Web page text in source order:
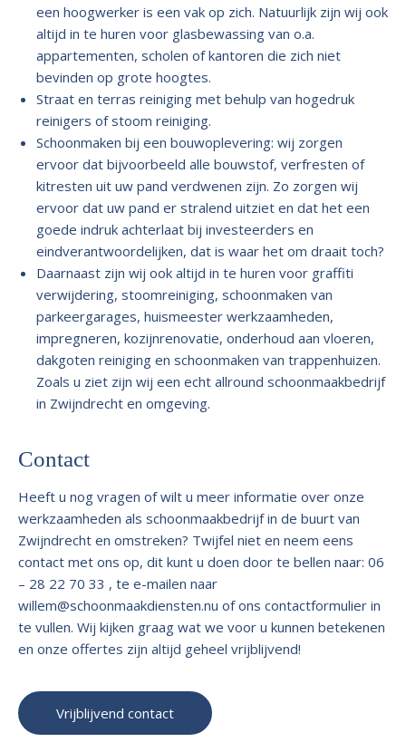
een hoogwerker is een vak op zich. Natuurlijk zijn wij ook
altijd in te huren voor glasbewassing van o.a.
appartementen, scholen of kantoren die zich niet
bevinden op grote hoogtes.
Straat en terras reiniging met behulp van hogedruk
reinigers of stoom reiniging.
Schoonmaken bij een bouwoplevering: wij zorgen
ervoor dat bijvoorbeeld alle bouwstof, verfresten of
kitresten uit uw pand verdwenen zijn. Zo zorgen wij
ervoor dat uw pand er stralend uitziet en dat het een
goede indruk achterlaat bij investeerders en
eindverantwoordelijken, dat is waar het om draait toch?
Daarnaast zijn wij ook altijd in te huren voor graffiti
verwijdering, stoomreiniging, schoonmaken van
parkeergarages, huismeester werkzaamheden,
impregneren, kozijnrenovatie, onderhoud aan vloeren,
dakgoten reiniging en schoonmaken van trappenhuizen.
Zoals u ziet zijn wij een echt allround schoonmaakbedrijf
in Zwijndrecht en omgeving.
Contact
Heeft u nog vragen of wilt u meer informatie over onze
werkzaamheden als schoonmaakbedrijf in de buurt van
Zwijndrecht en omstreken? Twijfel niet en neem eens
contact met ons op, dit kunt u doen door te bellen naar: 06
– 28 22 70 33 , te e-mailen naar
willem@schoonmaakdiensten.nu of ons contactformulier in
te vullen. Wij kijken graag wat we voor u kunnen betekenen
en onze offertes zijn altijd geheel vrijblijvend!
Vrijblijvend contact